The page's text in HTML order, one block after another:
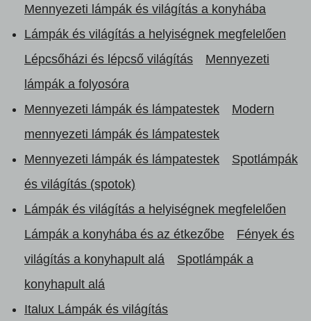
Mennyezeti lámpák és világítás a konyhába
Lámpák és világítás a helyiségnek megfelelően
Lépcsőházi és lépcső világítás
Mennyezeti
lámpák a folyosóra
Mennyezeti lámpák és lámpatestek
Modern
mennyezeti lámpák és lámpatestek
Mennyezeti lámpák és lámpatestek
Spotlámpák
és világítás (spotok)
Lámpák és világítás a helyiségnek megfelelően
Lámpák a konyhába és az étkezőbe
Fények és
világítás a konyhapult alá
Spotlámpák a
konyhapult alá
Italux Lámpák és világítás